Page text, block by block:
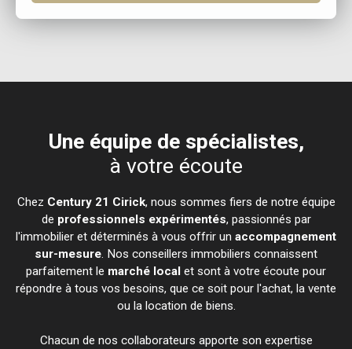
Une équipe de spécialistes,
à votre écoute
Chez Century 21 Cirick, nous sommes fiers de notre équipe
de professionnels expérimentés, passionnés par
l'immobilier et déterminés à vous offrir un accompagnement
sur-mesure. Nos conseillers immobiliers connaissent
parfaitement le marché local et sont à votre écoute pour
répondre à tous vos besoins, que ce soit pour l'achat, la vente
ou la location de biens.
Chacun de nos collaborateurs apporte son expertise